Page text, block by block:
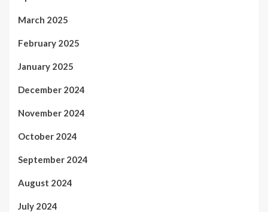
March 2025
February 2025
January 2025
December 2024
November 2024
October 2024
September 2024
August 2024
July 2024